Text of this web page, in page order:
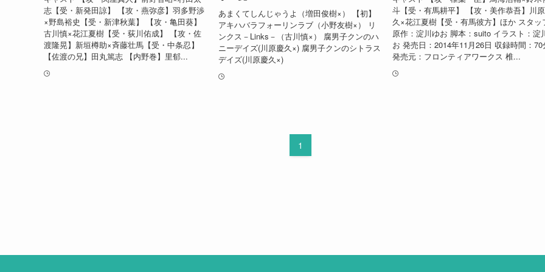
志【受・新発田諒】 【攻・燕弥彦】羽多野渉
×野島裕史【受・新津秋葉】 【攻・亀田葵】
古川慎×花江夏樹【受・荻川佑成】 【攻・佐
渡隆晃】新垣樽助×斉藤壮馬【受・中条忍】
【佐渡の兄】田丸篤志 【内野巻】里郁...
あまくてしんじゃうよ（増田俊樹×） 【初】
アキハバラフォーリンラブ（小野友樹×） リ
ンクス－Links－（古川慎×） 腐男子クンのハ
ニーデイズ(川原慶久×) 腐男子クンのシトラス
デイズ(川原慶久×)
斗【受・有馬耕平】 【攻・美作恭吾】川
久×花江夏樹【受・有馬彼方】ほか スタッ
原作：淀川ゆお 脚本：suito イラスト：淀
お 発売日：2014年11月26日 収録時間：70
発売元：フロンティアワークス 椎...
1